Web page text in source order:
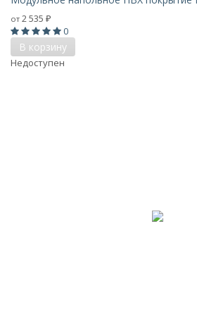
от 2 535 ₽
0
В корзину
Недоступен